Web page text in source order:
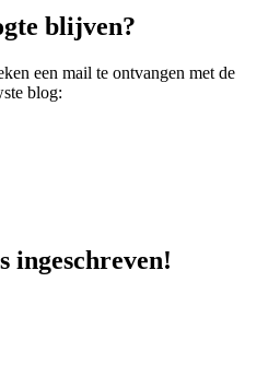
blijven?
een mail te ontvangen met de
blog:
ingeschreven!